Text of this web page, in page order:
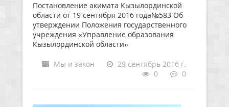
Постановление акимата Кызылординской
области от 19 сентября 2016 года№583 Об
утверждении Положения государственного
учреждения «Управление образования
Кызылординской области»
Мы и закон
29 сентябрь 2016 г.
0
0